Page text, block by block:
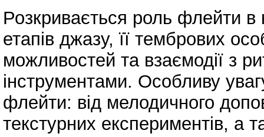
Розкривається роль флейти в
етапів джазу, її тембрових
можливостей та взаємодії з
інструментами. Особливу
флейти: від мелодичного
текстурних експериментів, а